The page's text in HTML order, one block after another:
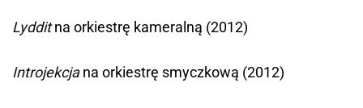
Lydditna orkiestrę kameralną (2012)
Introjekcjana orkiestrę smyczkową (2012)